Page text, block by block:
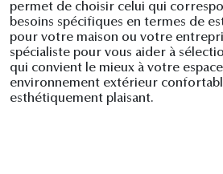
permet de choisir celui qui
besoins spécifiques en termes de
pour votre maison ou votre
spécialiste pour vous aider à
qui convient le mieux à votre
environnement extérieur
esthétiquement plaisant.